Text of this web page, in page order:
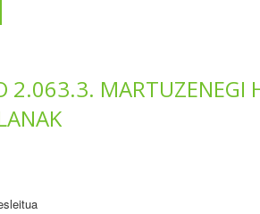
2.063.3. MARTUZENEGI